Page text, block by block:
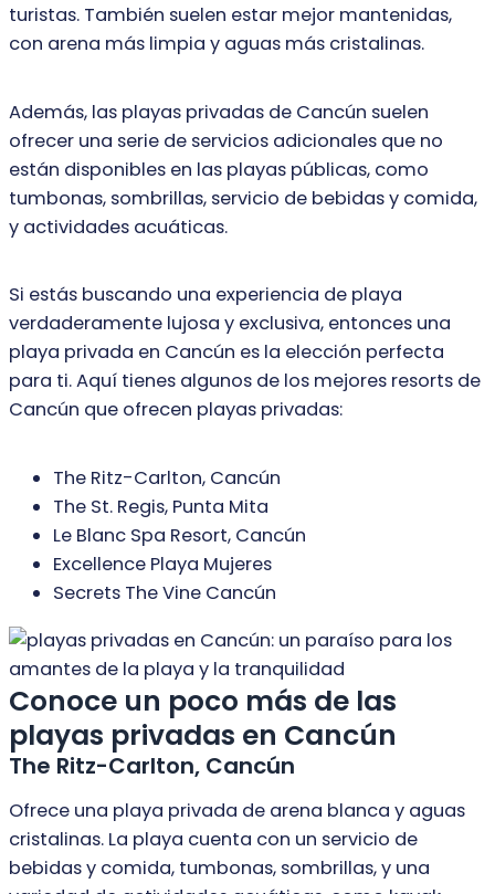
turistas. También suelen estar mejor mantenidas,
con arena más limpia y aguas más cristalinas.
Además, las playas privadas de Cancún suelen
ofrecer una serie de servicios adicionales que no
están disponibles en las playas públicas, como
tumbonas, sombrillas, servicio de bebidas y comida,
y actividades acuáticas.
Si estás buscando una experiencia de playa
verdaderamente lujosa y exclusiva, entonces una
playa privada en Cancún es la elección perfecta
para ti. Aquí tienes algunos de los mejores resorts de
Cancún que ofrecen playas privadas:
The Ritz-Carlton, Cancún
The St. Regis, Punta Mita
Le Blanc Spa Resort, Cancún
Excellence Playa Mujeres
Secrets The Vine Cancún
Conoce un poco más de las
playas privadas en Cancún
The Ritz-Carlton, Cancún
Ofrece una playa privada de arena blanca y aguas
cristalinas. La playa cuenta con un servicio de
bebidas y comida, tumbonas, sombrillas, y una